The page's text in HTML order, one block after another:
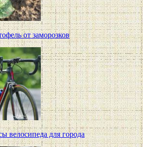
от заморозков
велосипеда для города